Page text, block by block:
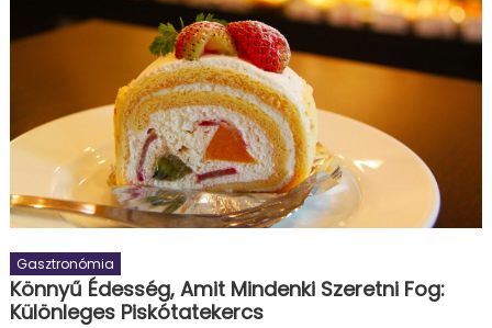
Gasztronómia
Könnyű Édesség, Amit Mindenki Szeretni Fog:
Különleges Piskótatekercs